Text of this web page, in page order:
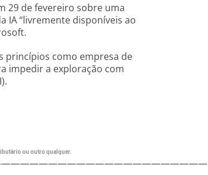
29 de fevereiro sobre uma
IA “livremente disponíveis ao
princípios como empresa de
impedir a exploração com
ou outro qualquer.